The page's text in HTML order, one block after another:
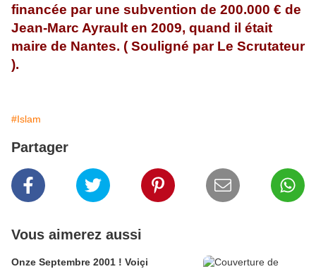
financée par une subvention de 200.000 € de
Jean-Marc Ayrault en 2009, quand il était
maire de Nantes. ( Souligné par Le Scrutateur
).
#Islam
Partager
Vous aimerez aussi
Onze Septembre 2001 ! Voiçi